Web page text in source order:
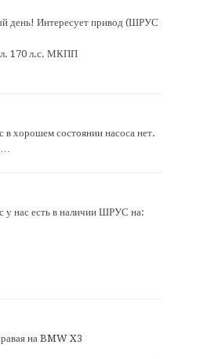
день! Интересует привод (ШРУС
л. 170 л.с. МКПП
в хорошем состоянии насоса нет.
у нас есть в наличии ШРУС на:
на BMW X3